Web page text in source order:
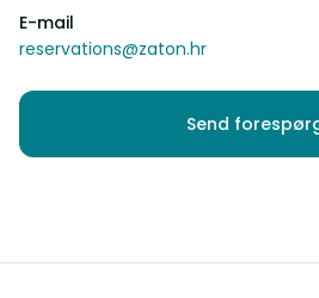
E-mail
reservations@zaton.hr
Send